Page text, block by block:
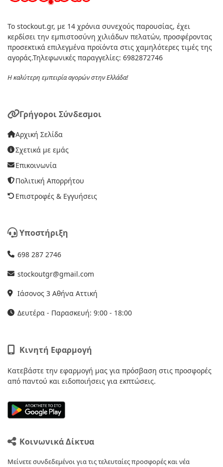
Το stockout.gr, με 14 χρόνια συνεχούς παρουσίας, έχει
κερδίσει την εμπιστοσύνη χιλιάδων πελατών, προσφέροντας
προσεκτικά επιλεγμένα προϊόντα στις χαμηλότερες τιμές της
αγοράς.Τηλεφωνικές παραγγελίες: 6982872746
Η καλύτερη εμπειρία αγορών στην Ελλάδα!
Γρήγοροι Σύνδεσμοι
Αρχική Σελίδα
Σχετικά με εμάς
Επικοινωνία
Πολιτική Απορρήτου
Επιστροφές & Εγγυήσεις
Υποστήριξη
698 287 2746
stockoutgr@gmail.com
Ιάσονος 3 Αθήνα Αττική
Δευτέρα - Παρασκευή: 9:00 - 18:00
Κινητή Εφαρμογή
Κατεβάστε την εφαρμογή μας για πρόσβαση στις προσφορές
από παντού και ειδοποιήσεις για εκπτώσεις.
Κοινωνικά Δίκτυα
Μείνετε συνδεδεμένοι για τις τελευταίες προσφορές και νέα